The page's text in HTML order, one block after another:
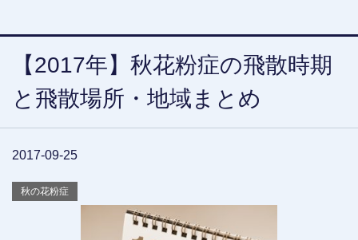
【2017年】秋花粉症の飛散時期
と飛散場所・地域まとめ
2017-09-25
秋の花粉症